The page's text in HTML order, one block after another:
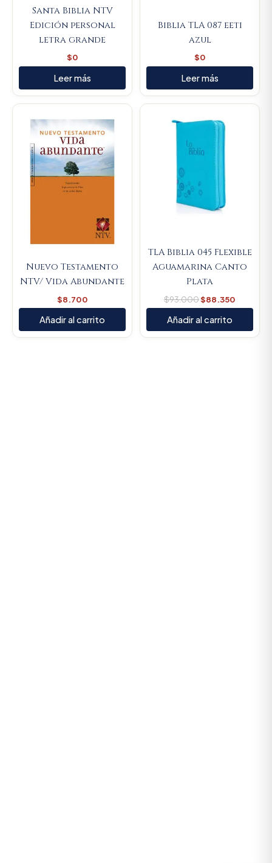
Santa Biblia NTV
Edición personal
letra grande
$0
Leer más
Biblia TLA 087 eeti
azul
$0
Leer más
Nuevo Testamento
NTV/ Vida Abundante
$8.700
Añadir al carrito
TLA Biblia 045 Flexible
Aguamarina Canto
Plata
$93.000
price
was:
$93.000.
$88.350
Current
Añadir al carrito